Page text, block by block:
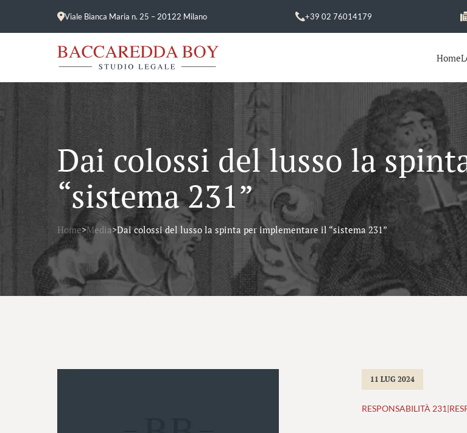
Viale Bianca Maria n. 25 – 20122 Milano +39 02 76014179
Home
Dai colossi del lusso la
“sistema 231”
Home>Media>Dai colossi del lusso la spinta per implementare il “sistema 231”
11 LUG 2024
RESPONSABILITÀ 231|